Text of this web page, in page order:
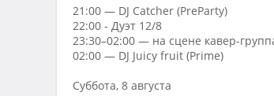
21:00 — DJ Catcher (PreParty)
22:00 - Дуэт 12/8
23:30–02:00 — на сцене кавер-
02:00 — DJ Juicy fruit (Prime)
Суббота, 8 августа